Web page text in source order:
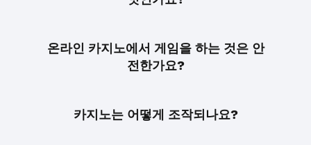
온라인 카지노에서 게임을 하는 것은 안
전한가요?
카지노는 어떻게 조작되나요?